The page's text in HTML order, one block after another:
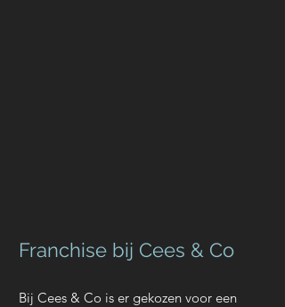
Franchise bij Cees & Co
Bij Cees & Co is er gekozen voor een